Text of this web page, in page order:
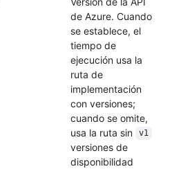
de Azure. Cuando
se establece, el
tiempo de
ejecución usa la
ruta de
implementación
con versiones;
cuando se omite,
usa la ruta sin
v1
versiones de
disponibilidad